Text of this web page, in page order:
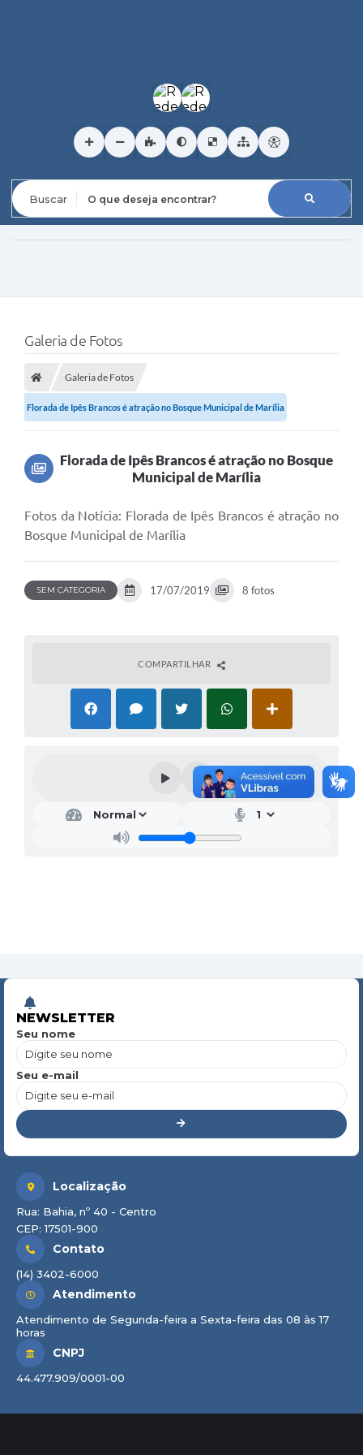
Galeria de Fotos
Galeria de Fotos
Florada de Ipês Brancos é atração no Bosque Municipal de Marília
Florada de Ipês Brancos é atração no Bosque
Municipal de Marília
Fotos da Notícia: Florada de Ipês Brancos é atração no
Bosque Municipal de Marília
SEM CATEGORIA 17/07/2019 8 fotos
COMPARTILHAR
NEWSLETTER
Seu nome
Seu e-mail
Localização
Rua: Bahia, nº 40 - Centro
CEP: 17501-900
Contato
(14) 3402-6000
Atendimento
Atendimento de Segunda-feira a Sexta-feira das 08 às 17
horas
CNPJ
44.477.909/0001-00